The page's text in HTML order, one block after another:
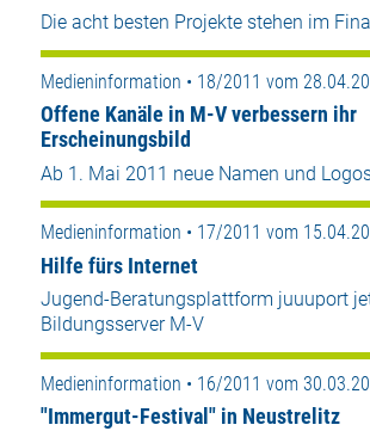
Die acht besten Projekte stehen im
Medieninformation • 18/2011 vom
Offene Kanäle in M-V verbessern ihr
Erscheinungsbild
Ab 1. Mai 2011 neue Namen und
Medieninformation • 17/2011 vom
Hilfe fürs Internet
Jugend-Beratungsplattform juuuport
Bildungsserver M-V
Medieninformation • 16/2011 vom
"Immergut-Festival" in Neustrelitz